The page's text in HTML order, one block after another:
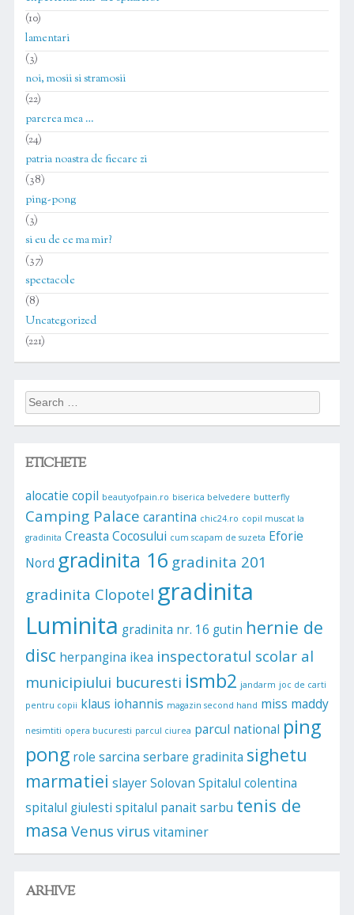
(10)
lamentari
(3)
noi, mosii si stramosii
(22)
parerea mea …
(24)
patria noastra de fiecare zi
(38)
ping-pong
(3)
si eu de ce ma mir?
(37)
spectacole
(8)
Uncategorized
(221)
Search
for:
ETICHETE
alocatie copil beautyofpain.ro biserica belvedere butterfly
Camping Palace carantina chic24.ro copil muscat la
gradinita Creasta Cocosului cum scapam de suzeta Eforie
Nord gradinita 16 gradinita 201
gradinita Clopotel gradinita
Luminita gradinita nr. 16 gutin hernie de
disc herpangina ikea inspectoratul scolar al
municipiului bucuresti ismb2 jandarm joc de carti
pentru copii klaus iohannis magazin second hand miss maddy
nesimtiti opera bucuresti parcul ciurea parcul national ping
pong role sarcina serbare gradinita sighetu
marmatiei slayerSolovan Spitalul colentina
spitalul giulesti spitalul panait sarbu tenis de
masa Venus virus vitaminer
ARHIVE